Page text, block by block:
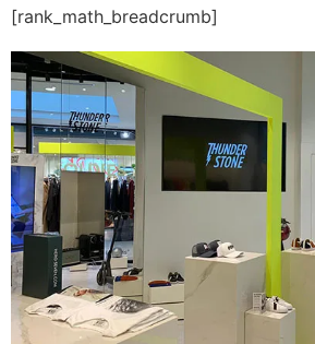
[rank_math_breadcrumb]